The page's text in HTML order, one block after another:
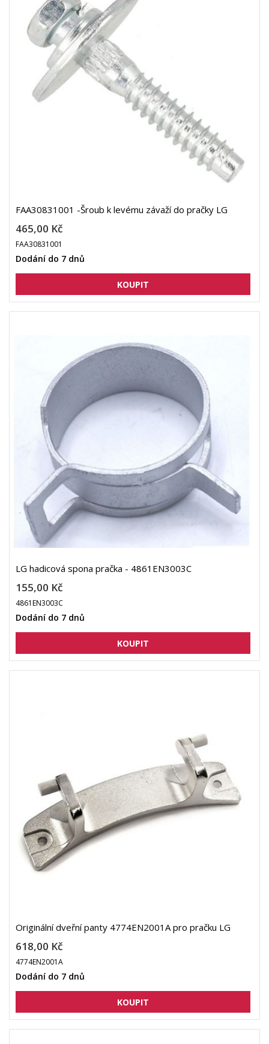
FAA30831001 -Šroub k levému závaží do pračky LG
465,00 Kč
FAA30831001
Dodání do 7 dnů
LG hadicová spona pračka - 4861EN3003C
155,00 Kč
4861EN3003C
Dodání do 7 dnů
Originální dveřní panty 4774EN2001A pro pračku LG
618,00 Kč
4774EN2001A
Dodání do 7 dnů